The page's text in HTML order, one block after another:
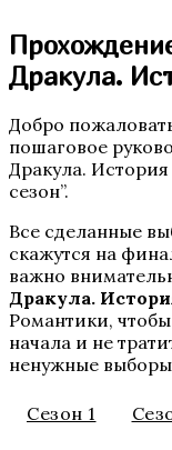
Te Amo. Том 2
Секрет Небес 3
Дракула.
Добро
пошаговое
Дракула.
сезон”.
Все сделанные
скажутся на
важно
Дракула.
Романтики,
начала и не
ненужные
Сезон 1